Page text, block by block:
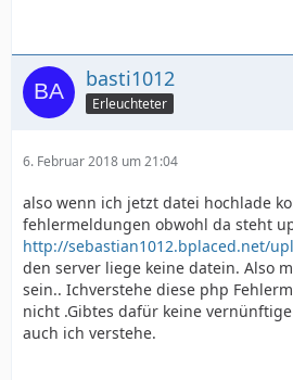
basti1012
Erleuchteter
6. Februar 2018 um 21:04
also wenn ich jetzt datei hochlade
fehlermeldungen obwohl da steht
http://sebastian1012.bplaced.net/
den server liege keine datein. Also
sein.. Ichverstehe diese php
nicht .Gibtes dafür keine
auch ich verstehe.